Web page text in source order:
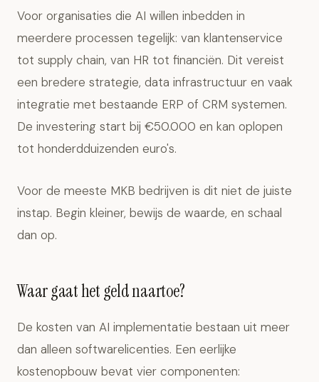
Voor organisaties die AI willen inbedden in
meerdere processen tegelijk: van klantenservice
tot supply chain, van HR tot financiën. Dit vereist
een bredere strategie, data infrastructuur en vaak
integratie met bestaande ERP of CRM systemen.
De investering start bij €50.000 en kan oplopen
tot honderdduizenden euro's.
Voor de meeste MKB bedrijven is dit niet de juiste
instap. Begin kleiner, bewijs de waarde, en schaal
dan op.
Waar gaat het geld naartoe?
De kosten van AI implementatie bestaan uit meer
dan alleen softwarelicenties. Een eerlijke
kostenopbouw bevat vier componenten: